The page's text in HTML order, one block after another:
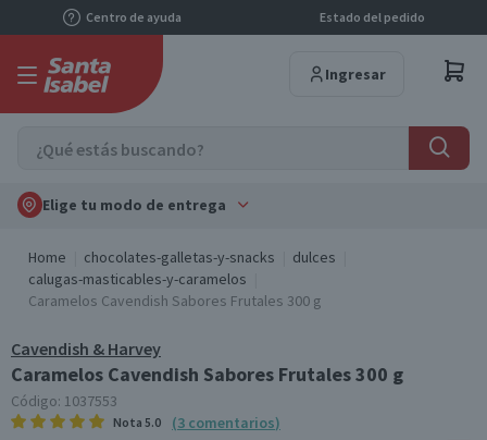
Centro de ayuda Estado del pedido
Ingresar
Elige tu modo de entrega
Home chocolates-galletas-y-snacks
dulces
calugas-masticables-y-caramelos
Caramelos Cavendish Sabores Frutales 300 g
Cavendish & Harvey
Caramelos Cavendish Sabores Frutales 300 g
Código: 1037553
Nota 5.0 (3 comentarios)